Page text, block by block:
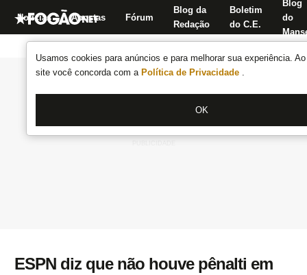
Usamos cookies para anúncios e para melhorar sua experiência.
site você concorda com a Política de Privacidade .
OK
Notícias Apostas Fórum
Blog da
Redação
Boletim
do C.E.
Blog
do
ESPN diz que não houve pênalti em